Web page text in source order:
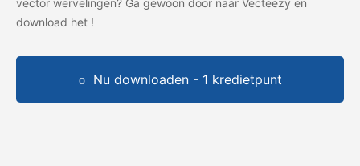
vector wervelingen? Ga gewoon door naar Vecteezy en
download het !
Nu downloaden - 1 kredietpunt